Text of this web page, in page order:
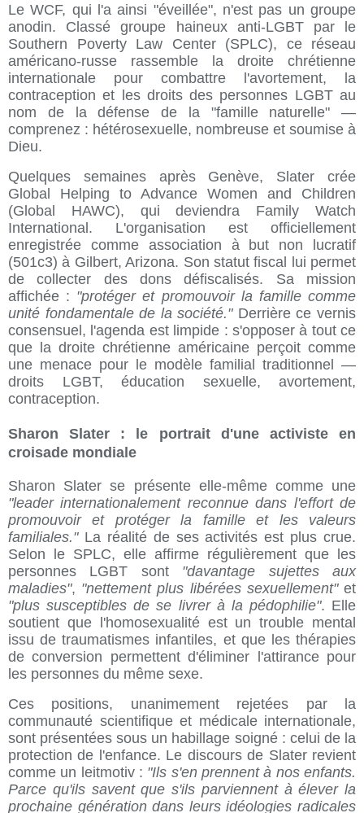
Le WCF, qui l'a ainsi "éveillée", n'est pas un groupe
anodin. Classé groupe haineux anti-LGBT par le
Southern Poverty Law Center (SPLC), ce réseau
américano-russe rassemble la droite chrétienne
internationale pour combattre l'avortement, la
contraception et les droits des personnes LGBT au
nom de la défense de la "famille naturelle" —
comprenez : hétérosexuelle, nombreuse et soumise à
Dieu.
Quelques semaines après Genève, Slater crée
Global Helping to Advance Women and Children
(Global HAWC), qui deviendra Family Watch
International. L'organisation est officiellement
enregistrée comme association à but non lucratif
(501c3) à Gilbert, Arizona. Son statut fiscal lui permet
de collecter des dons défiscalisés. Sa mission
affichée : "protéger et promouvoir la famille comme
unité fondamentale de la société."Derrière ce vernis
consensuel, l'agenda est limpide : s'opposer à tout ce
que la droite chrétienne américaine perçoit comme
une menace pour le modèle familial traditionnel —
droits LGBT, éducation sexuelle, avortement,
contraception.
Sharon Slater : le portrait d'une activiste en
croisade mondiale
Sharon Slater se présente elle-même comme une
"leader internationalement reconnue dans l'effort de
promouvoir et protéger la famille et les valeurs
familiales."La réalité de ses activités est plus crue.
Selon le SPLC, elle affirme régulièrement que les
personnes LGBT sont "davantage sujettes aux
maladies", "nettement plus libérées sexuellement"et
"plus susceptibles de se livrer à la pédophilie". Elle
soutient que l'homosexualité est un trouble mental
issu de traumatismes infantiles, et que les thérapies
de conversion permettent d'éliminer l'attirance pour
les personnes du même sexe.
Ces positions, unanimement rejetées par la
communauté scientifique et médicale internationale,
sont présentées sous un habillage soigné : celui de la
protection de l'enfance. Le discours de Slater revient
comme un leitmotiv : "Ils s'en prennent à nos enfants.
Parce qu'ils savent que s'ils parviennent à élever la
prochaine génération dans leurs idéologies radicales